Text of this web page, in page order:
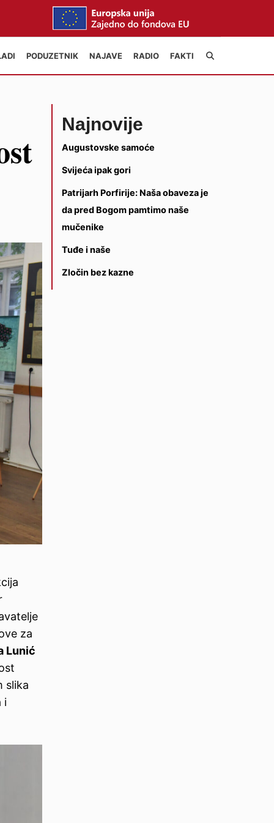
PODUZETNIK NAJAVE RADIO FAKTI
za
Lunić
slika
i
Najnovije
Augustovske samoće
Svijeća ipak gori
Patrijarh Porfirije: Naša obaveza je
da pred Bogom pamtimo naše
mučenike
Tuđe i naše
Zločin bez kazne